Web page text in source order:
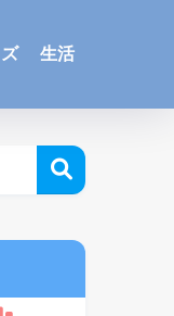
生活